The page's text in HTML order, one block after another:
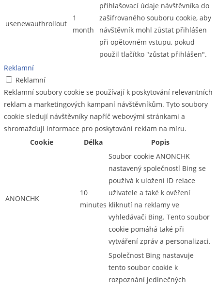
usenewauthrollout
1
month
přihlašovací údaje návštěvníka do
zašifrovaného souboru cookie, aby
návštěvník mohl zůstat přihlášen
při opětovném vstupu, pokud
použil tlačítko "zůstat přihlášen".
Reklamní
Reklamní
Reklamní soubory cookie se používají k poskytování relevantních
reklam a marketingových kampaní návštěvníkům. Tyto soubory
cookie sledují návštěvníky napříč webovými stránkami a
shromažďují informace pro poskytování reklam na míru.
Cookie
Délka Popis
ANONCHK
10
minutes
Soubor cookie ANONCHK
nastavený společností Bing se
používá k uložení ID relace
uživatele a také k ověření
kliknutí na reklamy ve
vyhledávači Bing. Tento soubor
cookie pomáhá také při
vytváření zpráv a personalizaci.
Společnost Bing nastavuje
tento soubor cookie k
rozpoznání jedinečných